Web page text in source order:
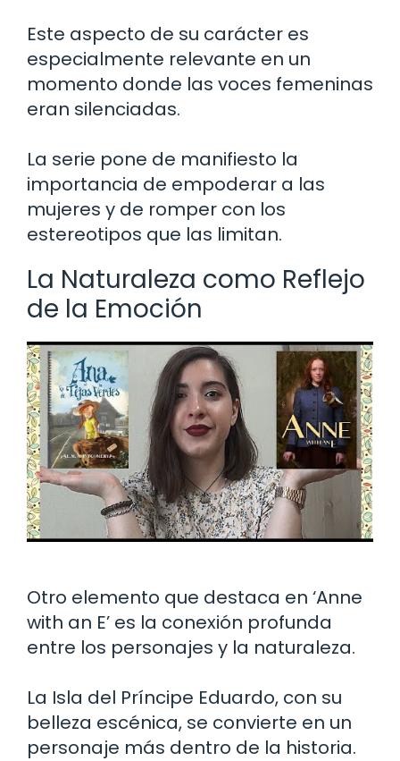
Este aspecto de su carácter es
especialmente relevante en un
momento donde las voces femeninas
eran silenciadas.
La serie pone de manifiesto la
importancia de empoderar a las
mujeres y de romper con los
estereotipos que las limitan.
La Naturaleza como Reflejo
de la Emoción
Otro elemento que destaca en ‘Anne
with an E’ es la conexión profunda
entre los personajes y la naturaleza.
La Isla del Príncipe Eduardo, con su
belleza escénica, se convierte en un
personaje más dentro de la historia.